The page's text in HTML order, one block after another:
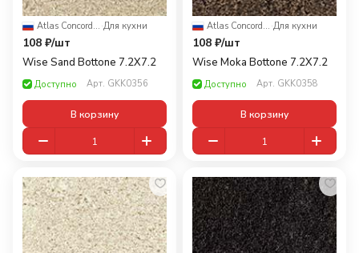
Atlas Concorde Russia ·Для кухни
108 ₽/шт
Wise Sand Bottone 7.2X7.2
Доступно Арт. GKK0356
В корзину
Atlas Concorde Russia ·Для кухни
108 ₽/шт
Wise Moka Bottone 7.2X7.2
Доступно Арт. GKK0358
В корзину